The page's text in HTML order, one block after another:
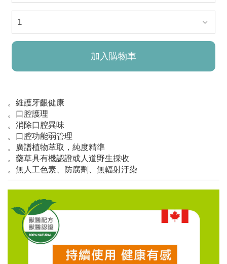
加入購物車
。維護牙齦健康
。口腔護理
。消除口腔異味
。口腔功能弱管理
。廣譜植物萃取，純度精準
。藥草具有機認證或人道野生採收
。無人工色素、防腐劑、無輻射汙染